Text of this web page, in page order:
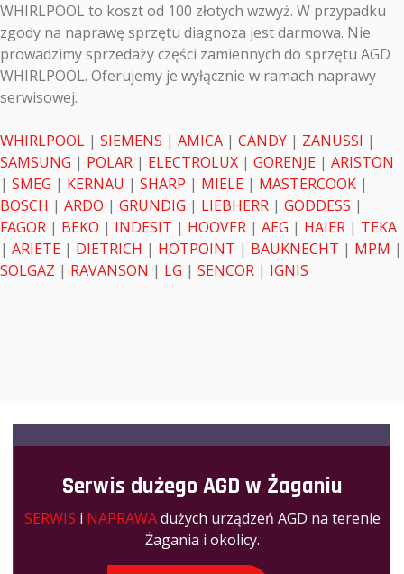
WHIRLPOOL to koszt od 100 złotych wzwyż. W przypadku
zgody na naprawę sprzętu diagnoza jest darmowa. Nie
prowadzimy sprzedaży części zamiennych do sprzętu AGD
WHIRLPOOL. Oferujemy je wyłącznie w ramach naprawy
serwisowej.
WHIRLPOOL | SIEMENS | AMICA | CANDY | ZANUSSI |
SAMSUNG | POLAR | ELECTROLUX | GORENJE | ARISTON
| SMEG | KERNAU | SHARP | MIELE | MASTERCOOK |
BOSCH | ARDO | GRUNDIG | LIEBHERR | GODDESS |
FAGOR | BEKO | INDESIT | HOOVER | AEG | HAIER | TEKA
| ARIETE | DIETRICH | HOTPOINT | BAUKNECHT | MPM |
SOLGAZ | RAVANSON | LG | SENCOR | IGNIS
Serwis dużego AGD w Żaganiu
SERWIS i NAPRAWAdużych urządzeń AGD na terenie
Żagania i okolicy.